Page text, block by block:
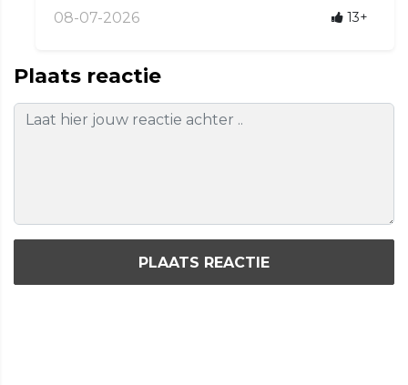
08-07-2026 13+
Plaats reactie
PLAATS REACTIE